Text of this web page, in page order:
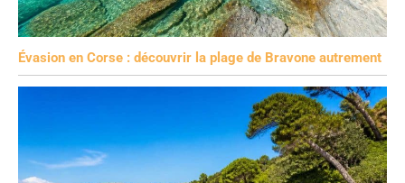
Évasion en Corse : découvrir la plage de Bravone autrement